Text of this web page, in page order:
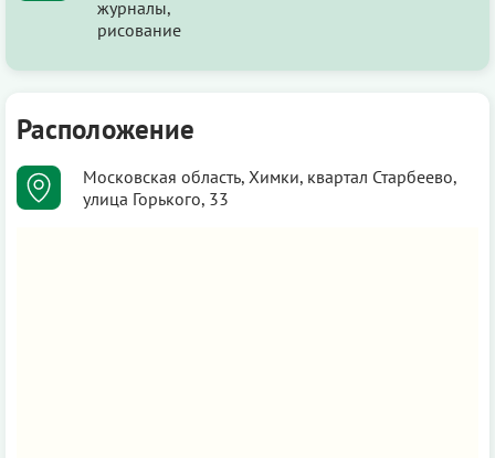
журналы,
рисование
Расположение
Московская область, Химки, квартал Старбеево,
улица Горького, 33